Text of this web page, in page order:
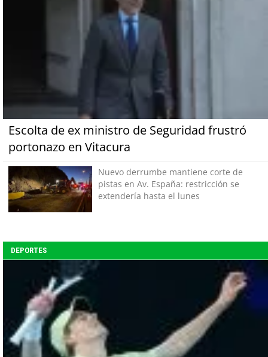
Escolta de ex ministro de Seguridad frustró
portonazo en Vitacura
Nuevo derrumbe mantiene corte de
pistas en Av. España: restricción se
extendería hasta el lunes
DEPORTES